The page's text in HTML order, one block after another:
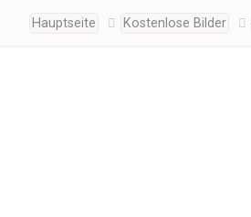
Hauptseite Kostenlose Bilder